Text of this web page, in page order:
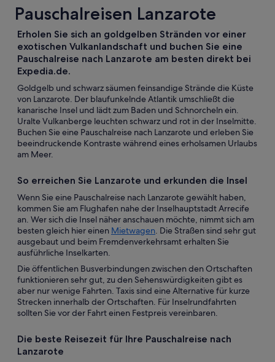
Pauschalreisen Lanzarote
Erholen Sie sich an goldgelben Stränden vor einer
exotischen Vulkanlandschaft und buchen Sie eine
Pauschalreise nach Lanzarote am besten direkt bei
Expedia.de.
Goldgelb und schwarz säumen feinsandige Strände die Küste
von Lanzarote. Der blaufunkelnde Atlantik umschließt die
kanarische Insel und lädt zum Baden und Schnorcheln ein.
Uralte Vulkanberge leuchten schwarz und rot in der Inselmitte.
Buchen Sie eine Pauschalreise nach Lanzarote und erleben Sie
beeindruckende Kontraste während eines erholsamen Urlaubs
am Meer.
So erreichen Sie Lanzarote und erkunden die Insel
Wenn Sie eine Pauschalreise nach Lanzarote gewählt haben,
kommen Sie am Flughafen nahe der Inselhauptstadt Arrecife
an. Wer sich die Insel näher anschauen möchte, nimmt sich am
besten gleich hier einen Mietwagen. Die Straßen sind sehr gut
ausgebaut und beim Fremdenverkehrsamt erhalten Sie
ausführliche Inselkarten.
Die öffentlichen Busverbindungen zwischen den Ortschaften
funktionieren sehr gut, zu den Sehenswürdigkeiten gibt es
aber nur wenige Fahrten. Taxis sind eine Alternative für kurze
Strecken innerhalb der Ortschaften. Für Inselrundfahrten
sollten Sie vor der Fahrt einen Festpreis vereinbaren.
Die beste Reisezeit für Ihre Pauschalreise nach
Lanzarote